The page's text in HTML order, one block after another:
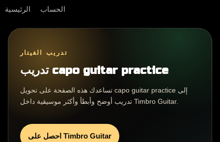
الرئيسية الحساب
تدريب الغيتار
تدريب capo guitar practice
تساعدك هذه الصفحة على تحويل capo guitar practice إلى
تدريب أوضح وأبطأ وأكثر موسيقية داخل Timbro Guitar.
احصل على Timbro Guitar